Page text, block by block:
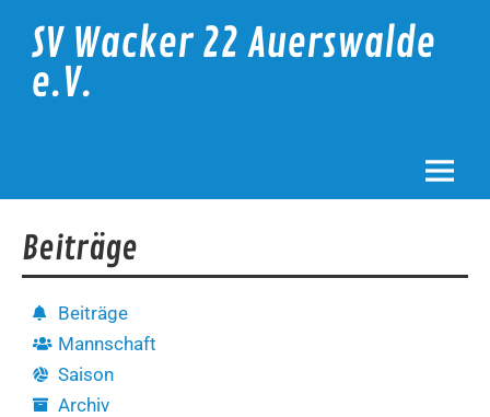
SV Wacker 22 Auerswalde
e.V.
Beiträge
Beiträge
Mannschaft
Saison
Archiv